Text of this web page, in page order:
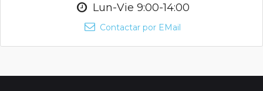
Lun-Vie 9:00-14:00
Contactar por EMail